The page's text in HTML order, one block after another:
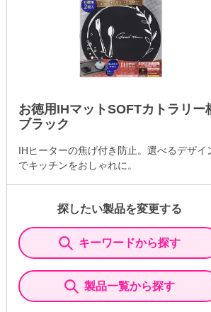
お徳用IHマットSOFTカトラリー
ブラック
IHヒーターの焦げ付き防止。選べるデザイ
でキッチンをおしゃれに。
探したい製品を変更する
キーワードから探す
製品一覧から探す